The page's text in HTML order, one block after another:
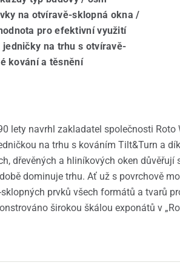
na otvíravě-sklopná okna /
pro efektivní využití
na trhu s otvíravě-
kování a těsnění
lety navrhl zakladatel společnosti
na trhu s kováním Tilt&Turn a
dřevěných a hliníkových oken
dominuje trhu. Ať už s povrchově
prvků všech formátů a tvarů
širokou škálou exponátů v